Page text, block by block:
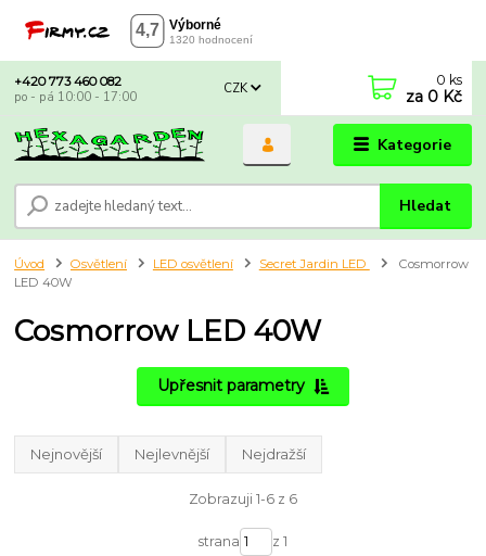
Kategorie
CZK
Hledat
+420 773 460 082
po - pá 10:00 - 17:00
0 ks
za 0 Kč
Úvod Osvětlení LED osvětlení Secret Jardin LED
Cosmorrow
LED 40W
Cosmorrow LED 40W
Upřesnit parametry
Nejnovější Nejlevnější Nejdražší
Zobrazuji 1-6 z 6
strana z 1